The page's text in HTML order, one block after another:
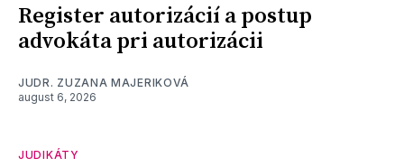
Register autorizácií a postup
advokáta pri autorizácii
JUDR. ZUZANA MAJERIKOVÁ
august 6, 2026
JUDIKÁTY